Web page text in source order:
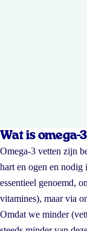
Wat is omega-
Omega-3 vetten zijn
hart en ogen en nodig
essentieel genoemd,
vitamines), maar via
Omdat we minder